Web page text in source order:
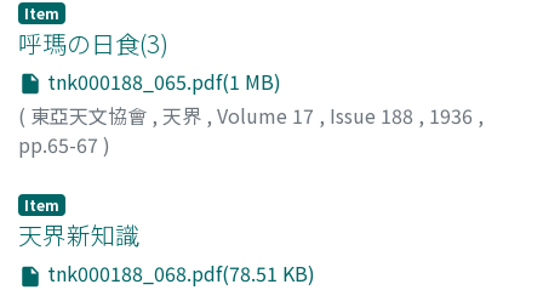
Item
呼瑪の日食(3)
tnk000188_065.pdf(1 MB)
( 東亞天文協會 , 天界 , Volume 17 , Issue 188 , 1936 ,
pp.65-67 )
Item
天界新知識
tnk000188_068.pdf(78.51 KB)